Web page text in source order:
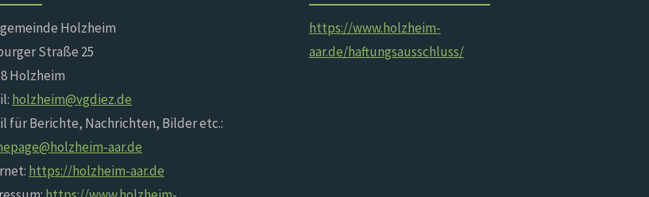
Holzheim
Straße 25
Holzheim
holzheim@vgdiez.de
für Berichte, Nachrichten, Bilder etc.:
aar.de
https://holzheim-aar.de
https://www.holzheim-
aar.de/haftungsausschluss/